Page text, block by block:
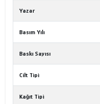
Yazar
Basım Yılı
Baskı Sayısı
Cilt Tipi
Kağıt Tipi